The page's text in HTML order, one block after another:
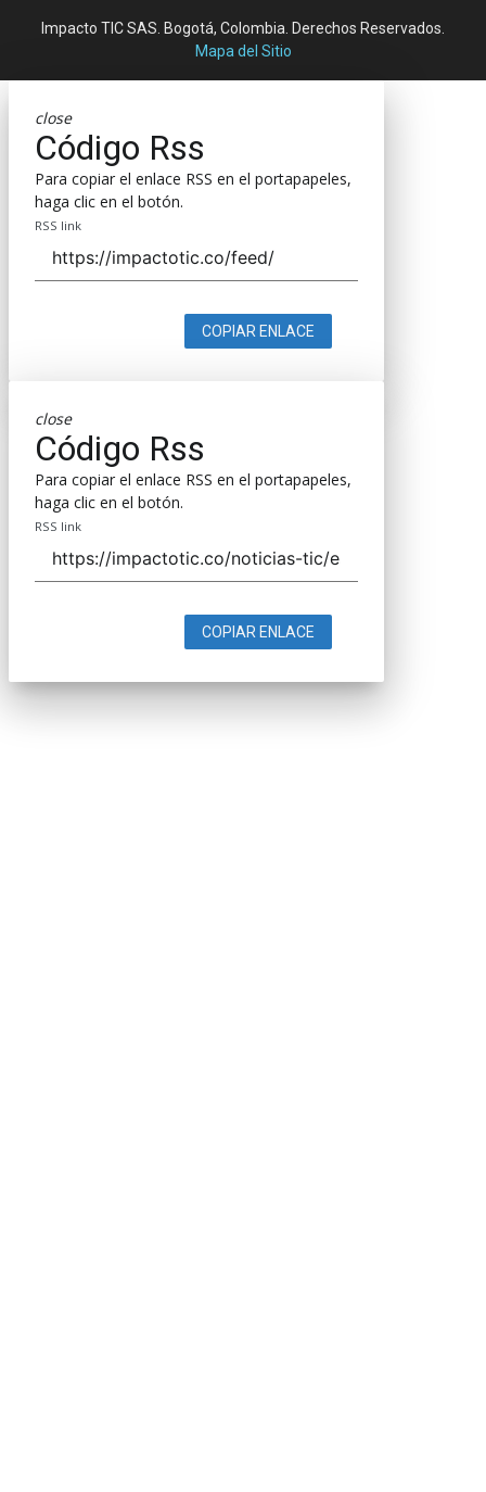
Impacto TIC SAS. Bogotá, Colombia. Derechos Reservados.
Mapa del Sitio
close
Código Rss
Para copiar el enlace RSS en el portapapeles,
haga clic en el botón.
RSS link
COPIAR ENLACE
close
Código Rss
Para copiar el enlace RSS en el portapapeles,
haga clic en el botón.
RSS link
COPIAR ENLACE